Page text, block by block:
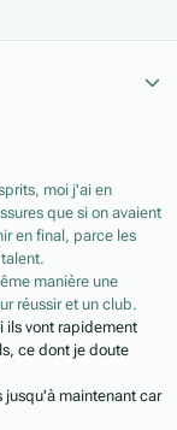
moi j'ai en
que si on avaient
en final, parce les
manière une
réussir et un club.
ils vont rapidement
ce dont je doute
jusqu'à maintenant car